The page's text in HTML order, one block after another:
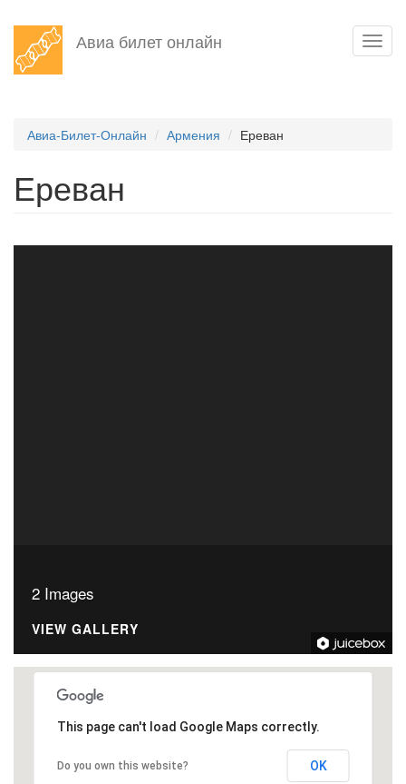
Перейти
основному
Авиа билет онлайн
Авиа-Билет-Онлайн Армения Ереван
Ереван
2 Images
VIEW GALLERY
This page can't load Google Maps correctly.
Do you own this website? OK